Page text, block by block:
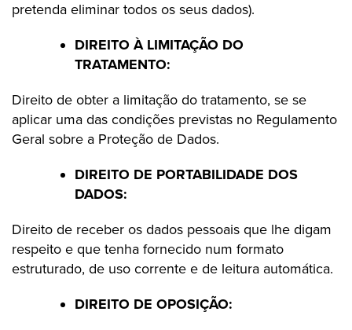
pretenda eliminar todos os seus dados).
DIREITO À LIMITAÇÃO DO
TRATAMENTO:
Direito de obter a limitação do tratamento, se se
aplicar uma das condições previstas no Regulamento
Geral sobre a Proteção de Dados.
DIREITO DE PORTABILIDADE DOS
DADOS:
Direito de receber os dados pessoais que lhe digam
respeito e que tenha fornecido num formato
estruturado, de uso corrente e de leitura automática.
DIREITO DE OPOSIÇÃO: